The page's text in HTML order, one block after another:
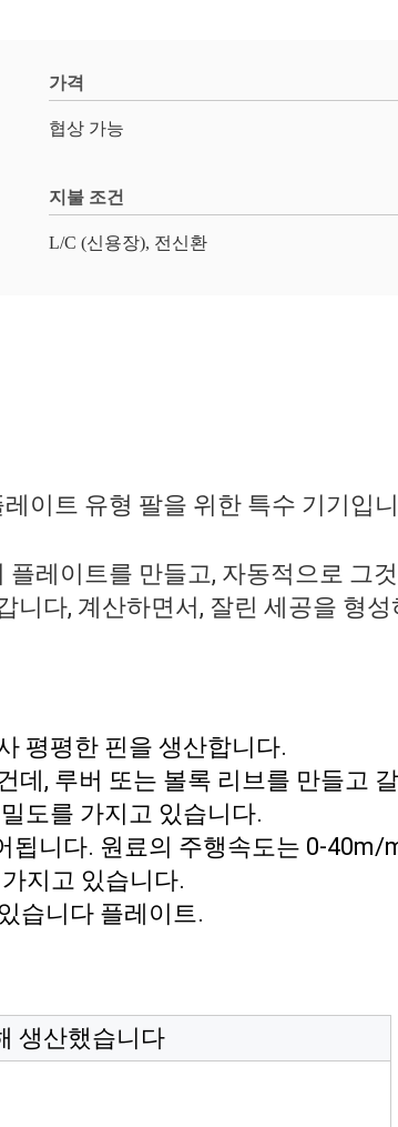
가격
협상 가능
지불 조건
L/C (신용장), 전신환
이트 유형 팔을 위한 특수 기기입
레이트를 만들고, 자동적으로 그
니다, 계산하면서, 잘린 세공을 형
평평한 핀을 생산합니다.
데, 루버 또는 볼록 리브를 만들고
도를 가지고 있습니다.
됩니다. 원료의 주행속도는 0-40m/
지고 있습니다.
습니다 플레이트.
생산했습니다